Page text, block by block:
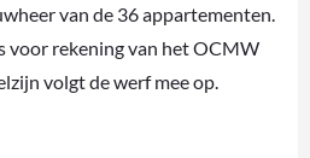
van de 36 appartementen.
voor rekening van het OCMW
volgt de werf mee op.